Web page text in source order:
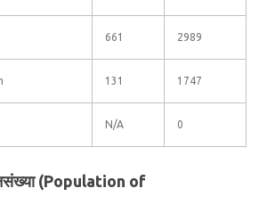
661 2989
131 1747
N/A 0
(Population of